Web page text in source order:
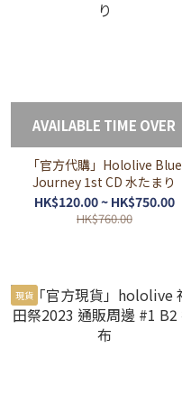
AVAILABLE TIME OVER
「官方代購」Hololive Blue
Journey 1st CD 水たまり
HK$120.00 ~ HK$750.00
HK$760.00
現貨